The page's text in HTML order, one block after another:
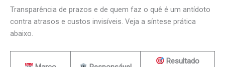
Transparência de prazos e de quem faz o quê é um antídoto
contra atrasos e custos invisíveis. Veja a síntese prática
abaixo.
Resultado